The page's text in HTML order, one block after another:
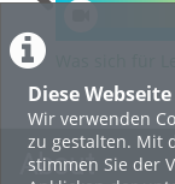
Diese
Wir verwenden
zu gestalten. Mit
stimmen Sie der
für besondere
(LfbA) ändern
About